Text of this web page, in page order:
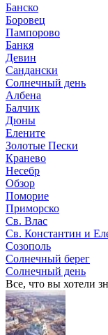
Банско
Боровец
Пампорово
Банкя
Девин
Сандански
Солнечный день
Албена
Балчик
Дюны
Елените
Золотые Пески
Кранево
Несебр
Обзор
Поморие
Приморско
Св. Влас
Св. Константин и
Созополь
Солнечный берег
Солнечный день
Все, что вы хотели